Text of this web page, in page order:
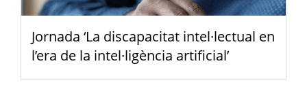
Jornada ‘La discapacitat intel·lectual en
l’era de la intel·ligència artificial’